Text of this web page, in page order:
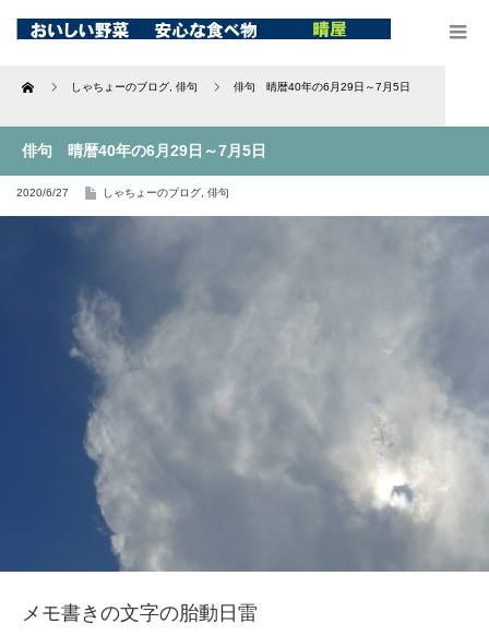
Home しゃちょーのブログ 俳句 俳句 晴暦40年の6月29日～7月5日
俳句 晴暦40年の6月29日～7月5日
2020/6/27 しゃちょーのブログ 俳句
メモ書きの文字の胎動日雷